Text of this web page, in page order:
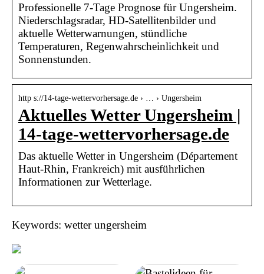
Professionelle 7-Tage Prognose für Ungersheim.
Niederschlagsradar, HD-Satellitenbilder und
aktuelle Wetterwarnungen, stündliche
Temperaturen, Regenwahrscheinlichkeit und
Sonnenstunden.
http s://14-tage-wettervorhersage.de › … › Ungersheim
Aktuelles Wetter Ungersheim |
14-tage-wettervorhersage.de
Das aktuelle Wetter in Ungersheim (Département
Haut-Rhin, Frankreich) mit ausführlichen
Informationen zur Wetterlage.
Keywords: wetter ungersheim